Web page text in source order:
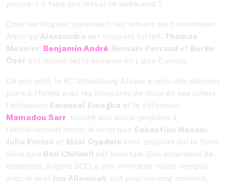
pourra-t-il faire son retour ce week-end ?
Chez les Dogues justement, les retours sont nombreux.
Alors qu’Alexsandro est toujours forfait, Thomas
Meunier, Benjamin André, Romain Perraud et Berke
Özer ont rejoué cette semaine en Ligue Europa.
De son côté, le RC Strasbourg Alsace a vécu des derniers
jours difficiles avec les blessures de deux de ses piliers :
l’attaquant Emanuel Emegha et le défenseur
Mamadou Sarr, touché aux ischio-jambiers à
l’entraînement mardi. A noter que Sebastian Nanasi,
Julio Enciso et Maxi Oyedele sont toujours sur le flanc,
alors que Ben Chilwell est incertain. Son adversaire de
dimanche, Angers SCO, a une infirmerie moins remplie
avec le seul Jim Allevinah, out pour un long moment.